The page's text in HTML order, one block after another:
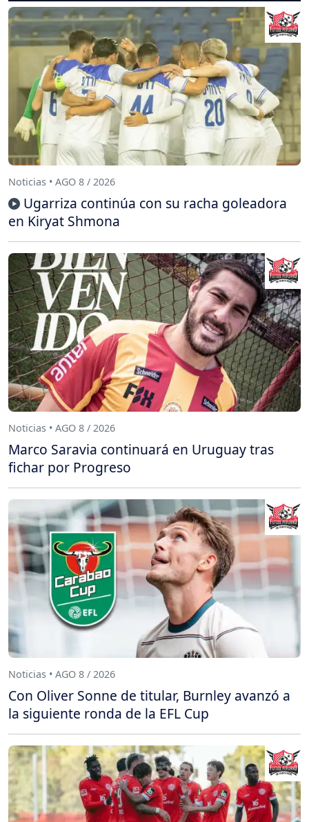
Noticias • AGO 8 / 2026
Ugarriza continúa con su racha goleadora
en Kiryat Shmona
Noticias • AGO 8 / 2026
Marco Saravia continuará en Uruguay tras
fichar por Progreso
Noticias • AGO 8 / 2026
Con Oliver Sonne de titular, Burnley avanzó a
la siguiente ronda de la EFL Cup